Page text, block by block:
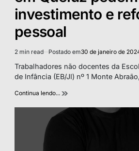
investimento e
pessoal
Estimated
read
time
2 min read Postado em30 de janeiro de
Trabalhadores não docentes da
de Infância (EB/JI) nº 1 Monte
Continua lendo...